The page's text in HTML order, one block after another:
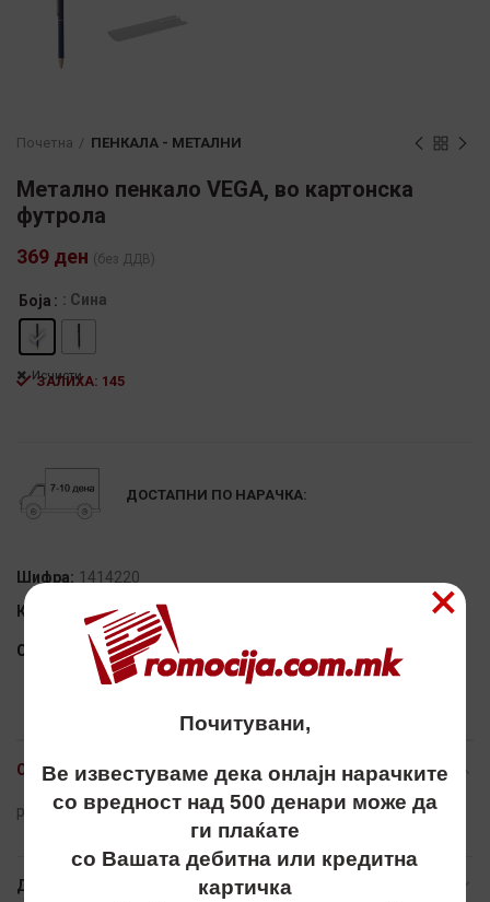
Почетна ПЕНКАЛА - МЕТАЛНИ
Метално пенкало VEGA, во картонска
футрола
369 ден (без ДДВ)
Боја : Сина
Исчисти
ЗАЛИХА: 145
ДОСТАПНИ ПО НАРАЧКА:
Шифра: 1414220
Категорија:ПЕНКАЛА - МЕТАЛНИ
Сподели
ОПИС
penkalo,penkala,metalno,futrola
ДОПОЛНИТЕЛНИ ИНФОРМАЦИИ
Почитувани,
Ве известуваме дека онлајн нарачките
со вредност над 500 денари може да
ги плаќате
со Вашата дебитна или кредитна
картичка
×